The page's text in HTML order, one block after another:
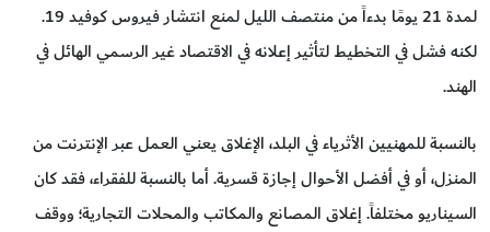
لمدة 21 يومًا بدءاً من منتصف الليل لمنع انتشار فيروس كوفيد 19.
لكنه فشل في التخطيط لتأثير إعلانه في الاقتصاد غير الرسمي الهائل في
الهند.
بالنسبة للمهنيين الأثرياء في البلد، الإغلاق يعني العمل عبر الإنترنت من
المنزل، أو في أفضل الأحوال إجازة قسرية. أما بالنسبة للفقراء، فقد كان
السيناريو مختلفاً. إغلاق المصانع والمكاتب والمحلات التجارية؛ ووقف